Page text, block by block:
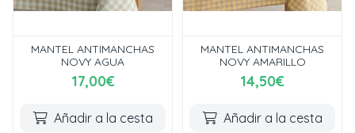
MANTEL ANTIMANCHAS
NOVY AGUA
17,00€
Añadir a la cesta
MANTEL ANTIMANCHAS
NOVY AMARILLO
14,50€
Añadir a la cesta